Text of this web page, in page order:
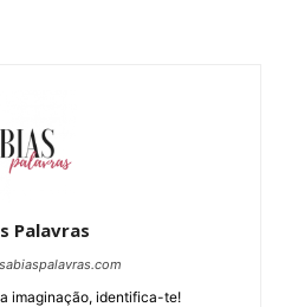
Palavras
imaginação, identifica-te!